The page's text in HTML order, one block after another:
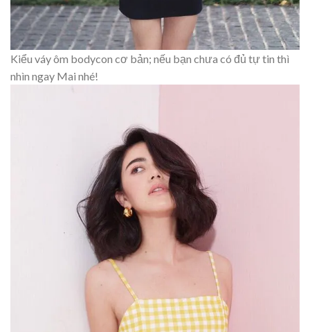
Kiểu váy ôm bodycon cơ bản; nếu bạn chưa có đủ tự tin thì
nhìn ngay Mai nhé!